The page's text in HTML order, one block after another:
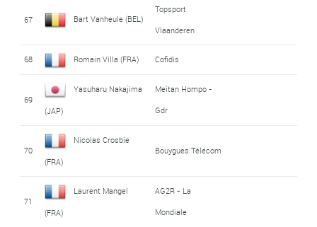
67 Bart Vanheule (BEL)
Topsport
Vlaanderen
68 Romain Villa (FRA) Cofidis
69
Yasuharu Nakajima
(JAP)
Meitan Hompo -
Gdr
70
Nicolas Crosbie
(FRA)
Bouygues Télécom
71
Laurent Mangel
(FRA)
AG2R - La
Mondiale